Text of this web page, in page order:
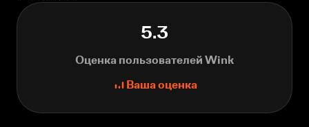
5.3
Оценка пользователей Wink
Ваша оценка